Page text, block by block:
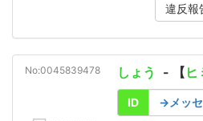
違反報
No:0045839478 しょう - 【 ヒ
ID →メッ